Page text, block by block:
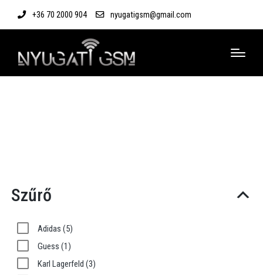
+36 70 2000 904 nyugatigsm@gmail.com
Szűrő
Adidas(5)
Guess(1)
Karl Lagerfeld(3)